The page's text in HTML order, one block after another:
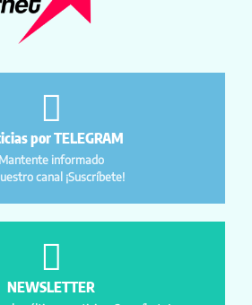
por TELEGRAM
Mantente informado
canal ¡Suscríbete!
NEWSLETTER